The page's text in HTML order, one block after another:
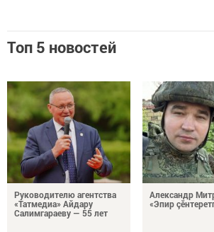
Топ 5 новостей
Руководителю агентства
«Татмедиа» Айдару
Салимгараеву — 55 лет
Александр
«Эпир